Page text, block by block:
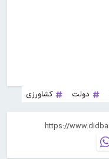
دولت کشاورزی